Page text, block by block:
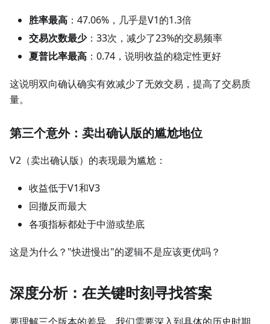
胜率最高 ：47.06%，几乎是V1的1.3倍
交易次数最少：33次，减少了23%的交易频率
夏普比率最高 ：0.74，说明收益的稳定性更好
这说明双向确认确实有效减少了无效交易，提高了交易质
量。
第三个意外：卖出确认版的尴尬地位
V2（卖出确认版）的表现最为尴尬：
收益低于V1和V3
回撤反而最大
各项指标都处于中游或垫底
这是为什么？"快进慢出"的逻辑不是应该更优吗？
深度分析：在关键时刻寻找答案